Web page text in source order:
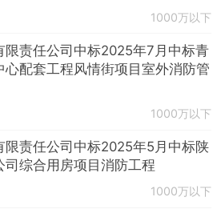
1000万以下
限责任公司中标2025年7月中标青
配套工程风情街项目室外消防管
1000万以下
限责任公司中标2025年5月中标陕
综合用房项目消防工程
1000万以下